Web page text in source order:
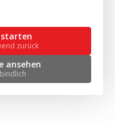
starten
zurück
ansehen